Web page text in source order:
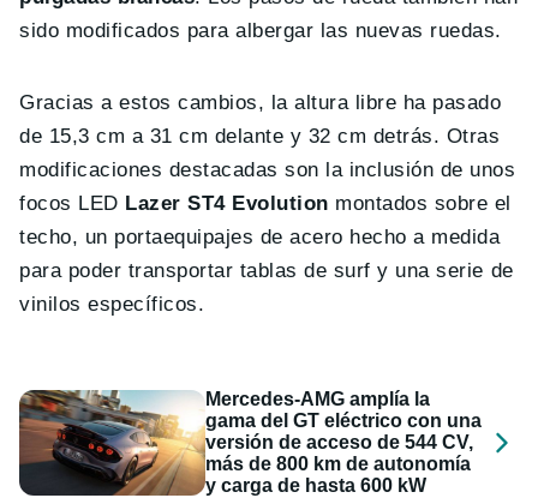
sido modificados para albergar las nuevas ruedas.
Gracias a estos cambios, la altura libre ha pasado
de 15,3 cm a 31 cm delante y 32 cm detrás. Otras
modificaciones destacadas son la inclusión de unos
focos LED Lazer ST4 Evolution montados sobre el
techo, un portaequipajes de acero hecho a medida
para poder transportar tablas de surf y una serie de
vinilos específicos.
Mercedes-AMG amplía la
gama del GT eléctrico con una
versión de acceso de 544 CV,
más de 800 km de autonomía
y carga de hasta 600 kW